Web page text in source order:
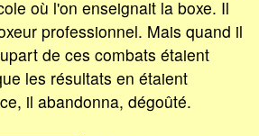
où l'on enseignait la boxe. Il
professionnel. Mais quand il
de ces combats étaient
les résultats en étaient
il abandonna, dégoûté.